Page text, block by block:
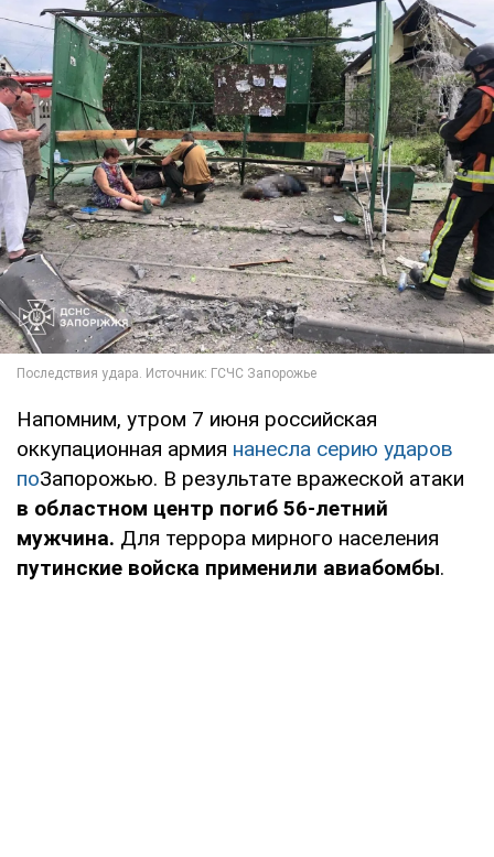
Напомним, утром 7 июня российская
оккупационная армия нанесла серию ударов
поЗапорожью. В результате вражеской атаки
в областном центр погиб 56-летний
мужчина. Для террора мирного населения
путинские войска применили авиабомбы.